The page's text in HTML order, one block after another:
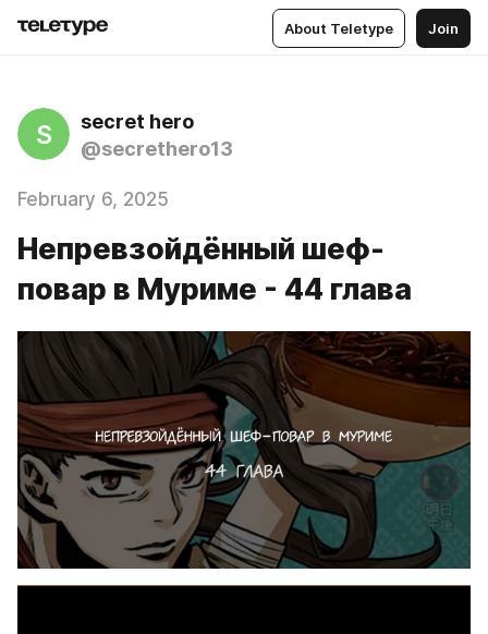
About Teletype Join
S
secret hero
@secrethero13
February 6, 2025
Непревзойдённый шеф-
повар в Муриме - 44 глава